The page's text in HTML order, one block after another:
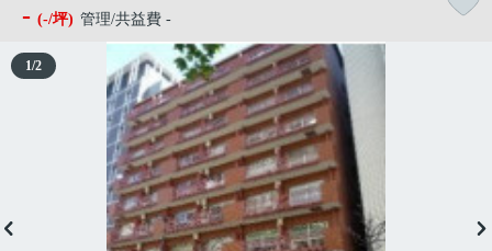
- (-/坪) 管理/共益費 -
1/2